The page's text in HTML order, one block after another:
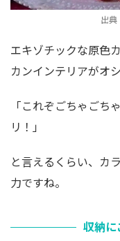
出典
エキゾチックな原色
カンインテリアがオ
「これぞごちゃごち
リ！」
と言えるくらい、カ
力ですね。
収納に